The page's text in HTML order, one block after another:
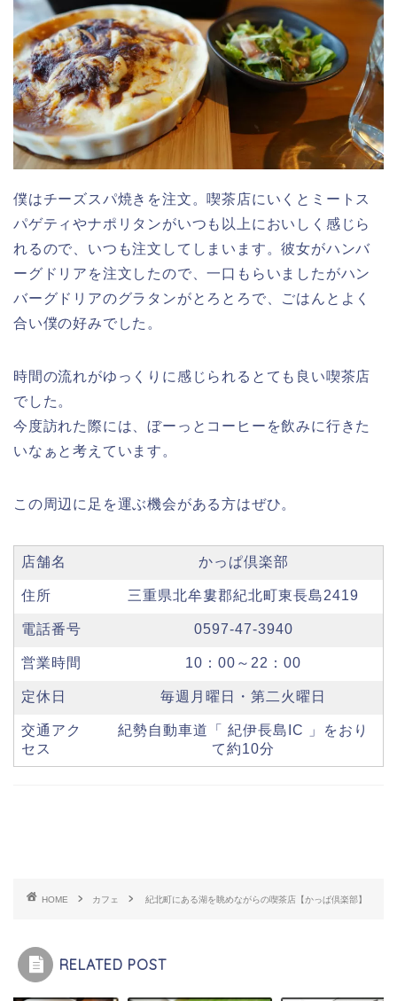
僕はチーズスパ焼きを注文。喫茶店にいくとミートス
パゲティやナポリタンがいつも以上においしく感じら
れるので、いつも注文してしまいます。彼女がハンバ
ーグドリアを注文したので、一口もらいましたがハン
バーグドリアのグラタンがとろとろで、ごはんとよく
合い僕の好みでした。
時間の流れがゆっくりに感じられるとても良い喫茶店
でした。
今度訪れた際には、ぼーっとコーヒーを飲みに行きた
いなぁと考えています。
この周辺に足を運ぶ機会がある方はぜひ。
店舗名 かっぱ倶楽部
住所 三重県北牟婁郡紀北町東長島2419
電話番号 0597-47-3940
営業時間 10：00～22：00
定休日 毎週月曜日・第二火曜日
交通アク
セス
紀勢自動車道「 紀伊長島IC 」をおり
て約10分
HOME カフェ 紀北町にある湖を眺めながらの喫茶店【かっぱ倶楽部】
RELATED POST